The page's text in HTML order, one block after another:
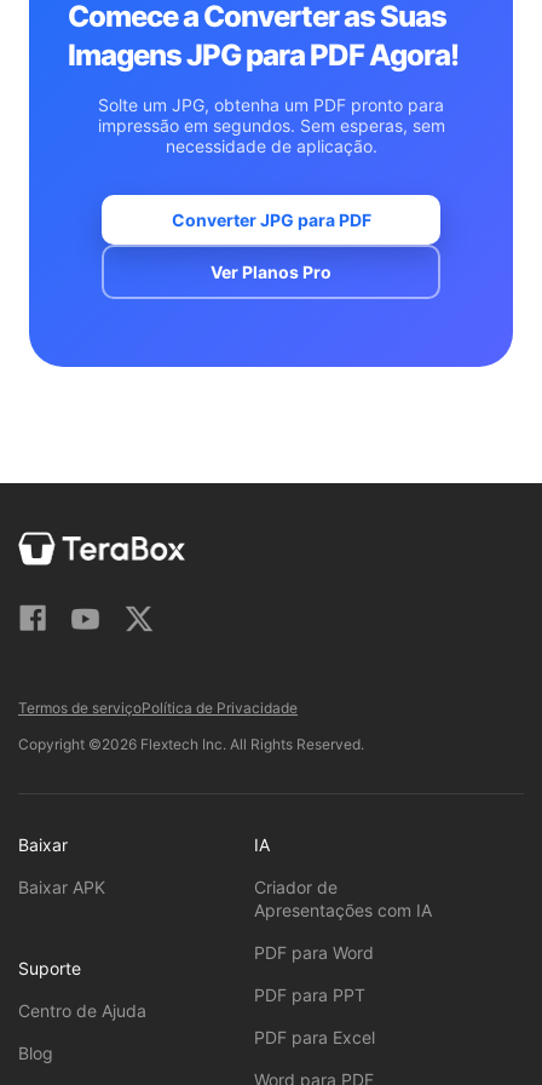
Comece a Converter as Suas
Imagens JPG para PDF Agora!
Solte um JPG, obtenha um PDF pronto para
impressão em segundos. Sem esperas, sem
necessidade de aplicação.
Converter JPG para PDF
Ver Planos Pro
Termos de serviçoPolítica de Privacidade
Copyright ©2026 Flextech Inc. All Rights Reserved.
Baixar
Baixar APK
Suporte
Centro de Ajuda
Blog
IA
Criador de
Apresentações com IA
PDF para Word
PDF para PPT
PDF para Excel
Word para PDF